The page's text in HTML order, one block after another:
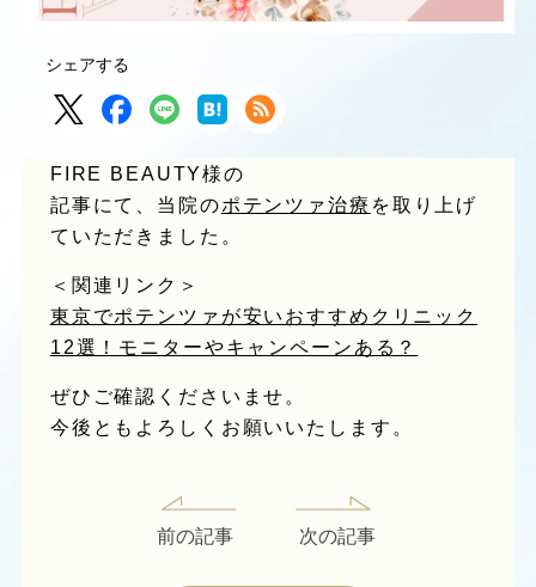
シェアする
FIRE BEAUTY様の
記事にて、当院のポテンツァ治療 を取り上げ
ていただきました。
＜関連リンク＞
東京でポテンツァが安いおすすめクリニック
12選！モニターやキャンペーンある？
ぜひご確認くださいませ。
今後ともよろしくお願いいたします。
前の記事 次の記事